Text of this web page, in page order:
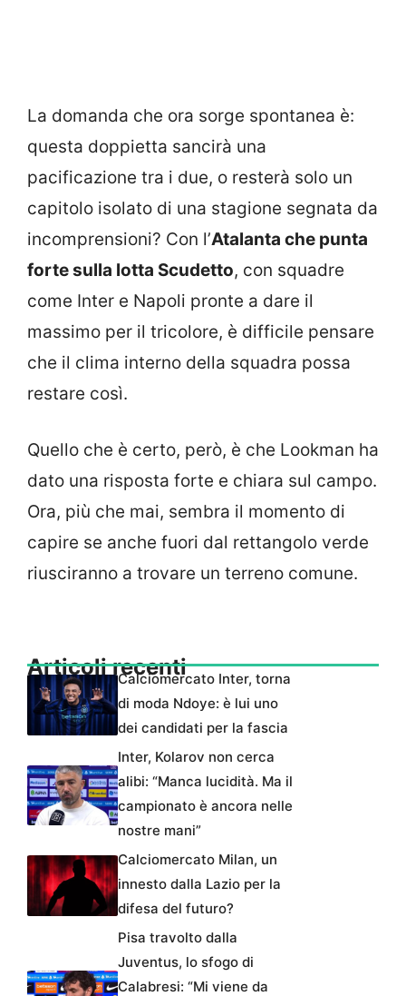
La domanda che ora sorge spontanea è:
questa doppietta sancirà una
pacificazione tra i due, o resterà solo un
capitolo isolato di una stagione segnata da
incomprensioni? Con l’Atalanta che punta
forte sulla lotta Scudetto, con squadre
come Inter e Napoli pronte a dare il
massimo per il tricolore, è difficile pensare
che il clima interno della squadra possa
restare così.
Quello che è certo, però, è che Lookman ha
dato una risposta forte e chiara sul campo.
Ora, più che mai, sembra il momento di
capire se anche fuori dal rettangolo verde
riusciranno a trovare un terreno comune.
Articoli recentiCalciomercato Inter, torna
di moda Ndoye: è lui uno
dei candidati per la fascia
Inter, Kolarov non cerca
alibi: “Manca lucidità. Ma il
campionato è ancora nelle
nostre mani”
Calciomercato Milan, un
innesto dalla Lazio per la
difesa del futuro?
Pisa travolto dalla
Juventus, lo sfogo di
Calabresi: “Mi viene da